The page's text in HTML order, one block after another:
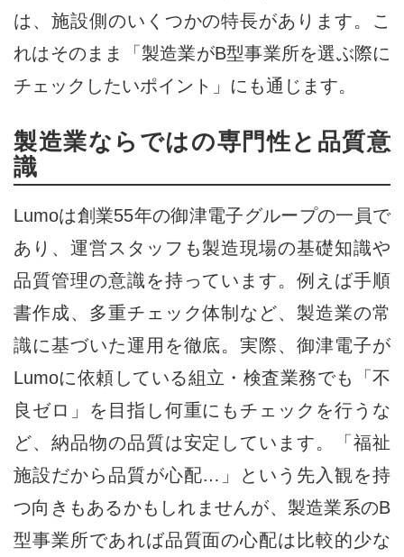
は、施設側のいくつかの特長があります。こ
れはそのまま「製造業がB型事業所を選ぶ際に
チェックしたいポイント」にも通じます。
製造業ならではの専門性と品質意
識
Lumoは創業55年の御津電子グループの一員で
あり、運営スタッフも製造現場の基礎知識や
品質管理の意識を持っています。例えば手順
書作成、多重チェック体制など、製造業の常
識に基づいた運用を徹底。実際、御津電子が
Lumoに依頼している組立・検査業務でも「不
良ゼロ」を目指し何重にもチェックを行うな
ど、納品物の品質は安定しています。「福祉
施設だから品質が心配…」という先入観を持
つ向きもあるかもしれませんが、製造業系のB
型事業所であれば品質面の心配は比較的少な